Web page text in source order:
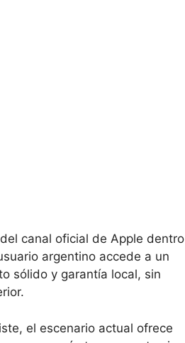
canal oficial de Apple dentro
argentino accede a un
sólido y garantía local, sin
el escenario actual ofrece